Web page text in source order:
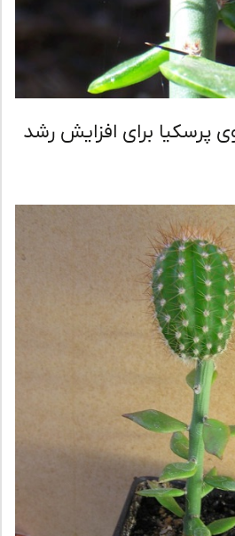
برای افزایش رشد